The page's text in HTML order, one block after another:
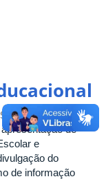
2019 - 15:34
de
e
do
de informação